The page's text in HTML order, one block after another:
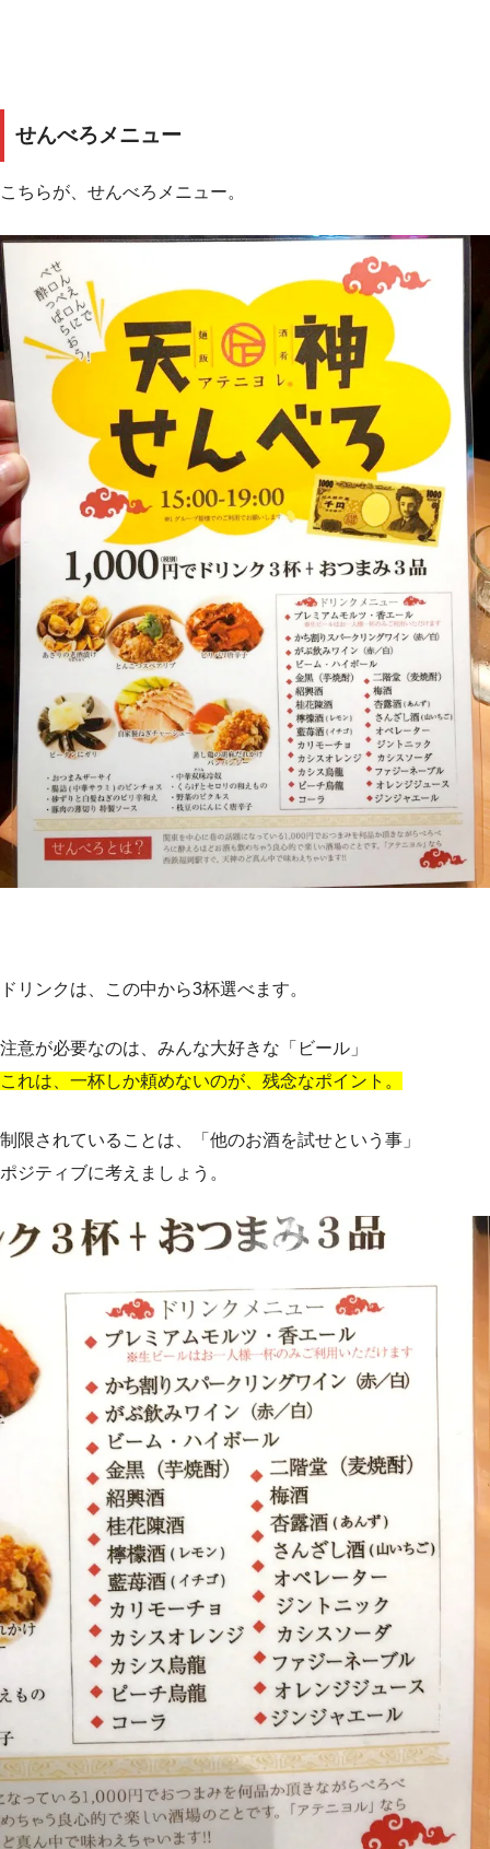
せんべろメニュー
こちらが、せんべろメニュー。
ドリンクは、この中から3杯選べます。
注意が必要なのは、みんな大好きな「ビール」
これは、一杯しか頼めないのが、残念なポイント。
制限されていることは、「他のお酒を試せという事」
ポジティブに考えましょう。